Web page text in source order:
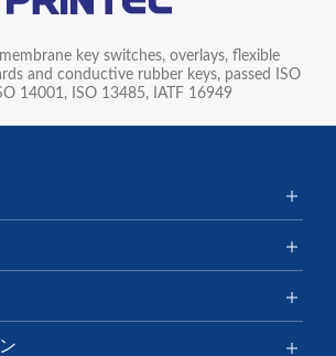
key switches, overlays, flexible
and conductive rubber keys, passed ISO
14001, ISO 13485, IATF 16949